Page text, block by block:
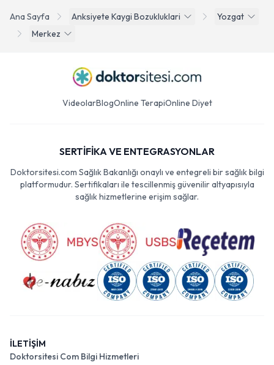
Ana Sayfa Anksiyete Kaygi Bozukluklari
Yozgat
Merkez
VideolarBlogOnline TerapiOnline Diyet
SERTİFİKA VE ENTEGRASYONLAR
Doktorsitesi.com Sağlık Bakanlığı onaylı ve entegreli bir sağlık bilgi
platformudur. Sertifikaları ile tescillenmiş güvenilir altyapısıyla
sağlık hizmetlerine erişim sağlar.
İLETİŞİM
Doktorsitesi Com Bilgi Hizmetleri